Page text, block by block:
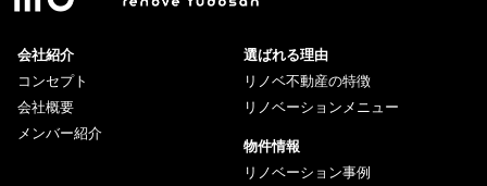
会社紹介
コンセプト
会社概要
メンバー紹介
選ばれる理由
リノベ不動産の特徴
リノベーションメニュー
物件情報
リノベーション事例